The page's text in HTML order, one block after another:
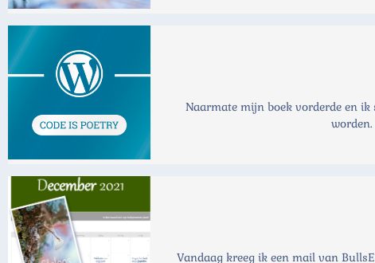
Naarmate mijn boek vorderde en
Vandaag kreeg ik een mail van